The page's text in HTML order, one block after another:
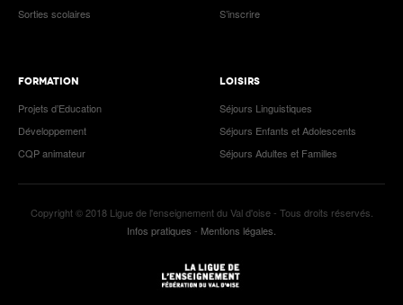
Sorties scolaires
S’inscrire
FORMATION
Projets d’Education
Développement
CQP animateur
LOISIRS
Séjours Linguistiques
Séjours Enfants et Adolescents
Séjours Adultes et Familles
Copyright © 2018 Ligue de l'enseignement du Val d'oise - Tous droits réservés.
Infos pratiques - Mentions légales.